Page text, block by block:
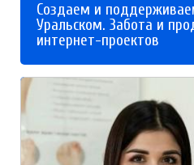
Создаем и
Уральском. Забота и
интернет-проектов